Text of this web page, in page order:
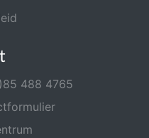
488 4765